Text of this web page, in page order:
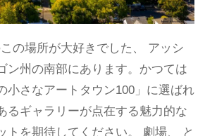
の場所が大好きでした、 アッシ
ン州の南部にあります。かつては
小さなアートタウン100」に選ばれ
るギャラリーが点在する魅力的な
トを期待してください。 劇場、 と